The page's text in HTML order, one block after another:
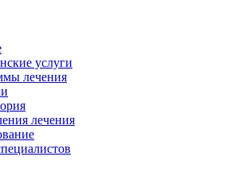
услуги
лечения
лечения